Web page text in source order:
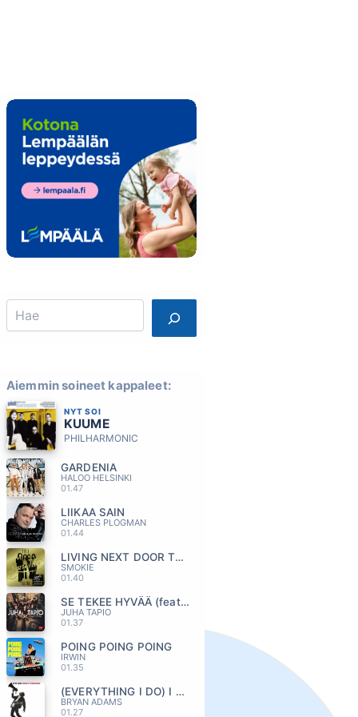
Search
Aiemmin soineet kappaleet:
NYT SOI
KUUME
PHILHARMONIC
GARDENIA
HALOO HELSINKI
01.47
LIIKAA SAIN
CHARLES PLOGMAN
01.44
LIVING NEXT DOOR TO ALICE
SMOKIE
01.40
SE TEKEE HYVÄÄ (feat. Jukka Poika)
JUHA TAPIO
01.37
POING POING POING
IRWIN
01.35
(EVERYTHING I DO) I DO IT FOR YOU
BRYAN ADAMS
01.27